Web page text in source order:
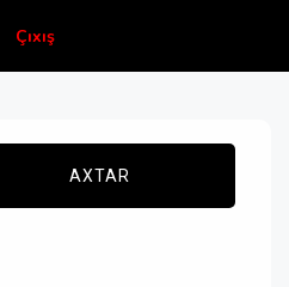
Çıxış
AXTAR